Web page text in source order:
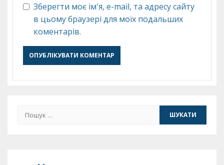
Зберегти моє ім'я, e-mail, та адресу сайту
в цьому браузері для моїх подальших
коментарів.
Пошук: